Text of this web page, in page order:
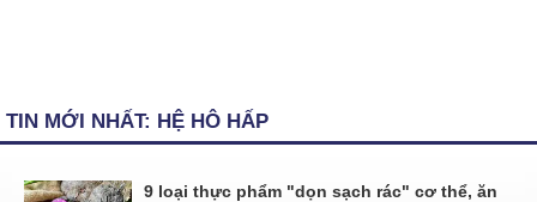
TIN MỚI NHẤT: HỆ HÔ HẤP
9 loại thực phẩm "dọn sạch rác" cơ thể, ăn